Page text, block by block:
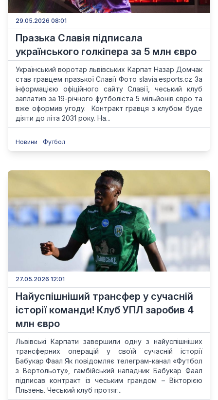
29.05.2026 08:01
Празька Славія підписала
українського голкіпера за 5 млн євро
Український воротар львівських Карпат Назар Домчак
став гравцем празької Славії Фото slavia.esports.cz За
інформацією офіційного сайту Славії, чеський клуб
заплатив за 19-річного футболіста 5 мільйонів євро та
вже оформив угоду. Контракт гравця з клубом буде
діяти до літа 2031 року. На...
Новини Футбол
27.05.2026 12:01
Найуспішніший трансфер у сучасній
історії команди! Клуб УПЛ заробив 4
млн євро
Львівські Карпати завершили одну з найуспішніших
трансферних операцій у своїй сучасній історії
Бабукар Фаал Як повідомляє телеграм-канал «Футбол
з Вертольоту», гамбійський нападник Бабукар Фаал
підписав контракт із чеським грандом – Вікторією
Пльзень. Чеський клуб протяг...